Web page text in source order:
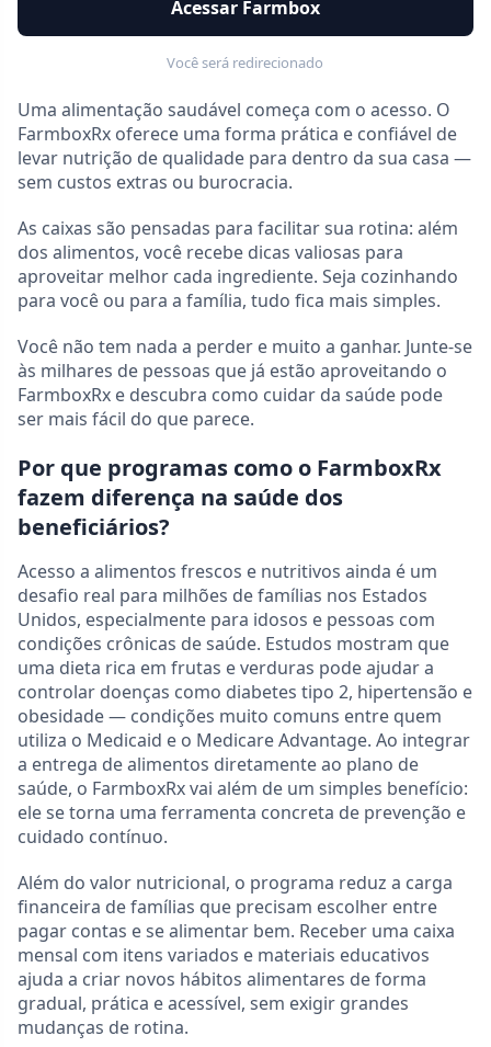
Acessar Farmbox
Você será redirecionado
Uma alimentação saudável começa com o acesso. O
FarmboxRx oferece uma forma prática e confiável de
levar nutrição de qualidade para dentro da sua casa —
sem custos extras ou burocracia.
As caixas são pensadas para facilitar sua rotina: além
dos alimentos, você recebe dicas valiosas para
aproveitar melhor cada ingrediente. Seja cozinhando
para você ou para a família, tudo fica mais simples.
Você não tem nada a perder e muito a ganhar. Junte-se
às milhares de pessoas que já estão aproveitando o
FarmboxRx e descubra como cuidar da saúde pode
ser mais fácil do que parece.
Por que programas como o FarmboxRx
fazem diferença na saúde dos
beneficiários?
Acesso a alimentos frescos e nutritivos ainda é um
desafio real para milhões de famílias nos Estados
Unidos, especialmente para idosos e pessoas com
condições crônicas de saúde. Estudos mostram que
uma dieta rica em frutas e verduras pode ajudar a
controlar doenças como diabetes tipo 2, hipertensão e
obesidade — condições muito comuns entre quem
utiliza o Medicaid e o Medicare Advantage. Ao integrar
a entrega de alimentos diretamente ao plano de
saúde, o FarmboxRx vai além de um simples benefício:
ele se torna uma ferramenta concreta de prevenção e
cuidado contínuo.
Além do valor nutricional, o programa reduz a carga
financeira de famílias que precisam escolher entre
pagar contas e se alimentar bem. Receber uma caixa
mensal com itens variados e materiais educativos
ajuda a criar novos hábitos alimentares de forma
gradual, prática e acessível, sem exigir grandes
mudanças de rotina.